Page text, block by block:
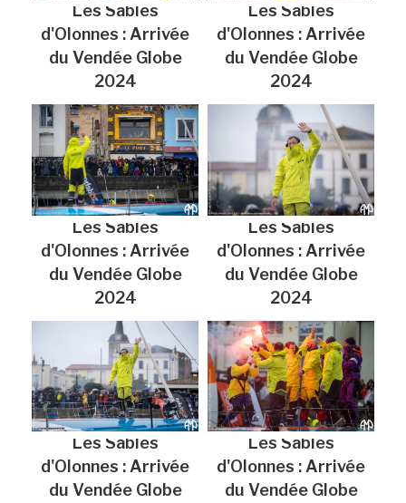
Les Sables
d'Olonnes : Arrivée
du Vendée Globe
2024
Les Sables
d'Olonnes : Arrivée
du Vendée Globe
2024
Les Sables
d'Olonnes : Arrivée
du Vendée Globe
2024
Les Sables
d'Olonnes : Arrivée
du Vendée Globe
2024
Les Sables
d'Olonnes : Arrivée
du Vendée Globe
Les Sables
d'Olonnes : Arrivée
du Vendée Globe